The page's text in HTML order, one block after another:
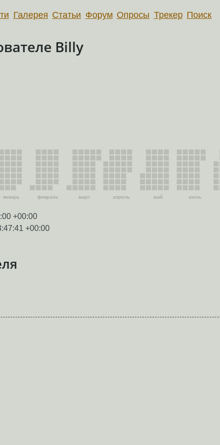
Галерея Статьи Форум Опросы Трекер Поиск
Billy
январь февраль март апрель май июнь
+00:00
+00:00